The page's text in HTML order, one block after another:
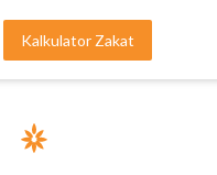
Kalkulator Zakat